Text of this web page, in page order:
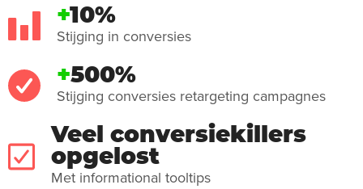
+10%
Stijging in conversies
+500%
Stijging conversies retargeting campagnes
Veel conversiekillers
opgelost
Met informational tooltips